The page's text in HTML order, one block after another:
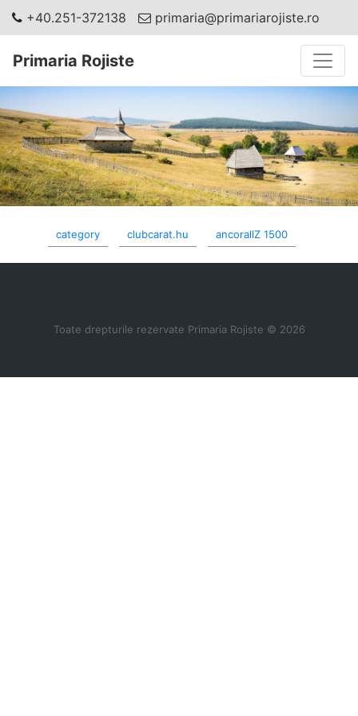
+40.251-372138 primaria@primariarojiste.ro
Primaria Rojiste
category clubcarat.hu ancorallZ 1500
Toate drepturile rezervate Primaria Rojiste © 2026